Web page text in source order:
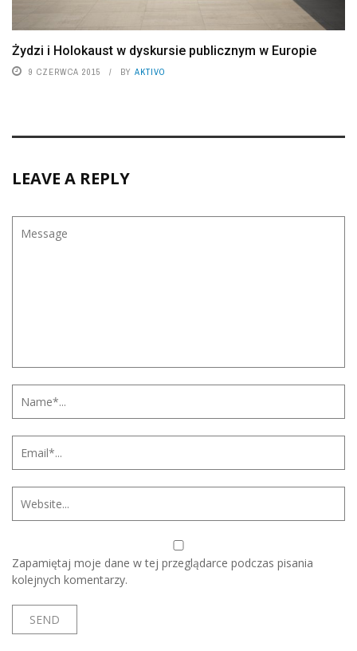
Żydzi i Holokaust w dyskursie publicznym w Europie
9 CZERWCA 2015 BY AKTIVO
LEAVE A REPLY
Zapamiętaj moje dane w tej przeglądarce podczas pisania
kolejnych komentarzy.